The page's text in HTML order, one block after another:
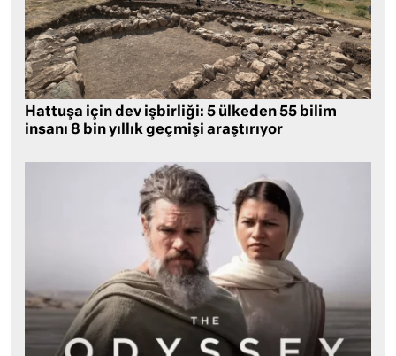
Hattuşa için dev işbirliği: 5 ülkeden 55 bilim
insanı 8 bin yıllık geçmişi araştırıyor